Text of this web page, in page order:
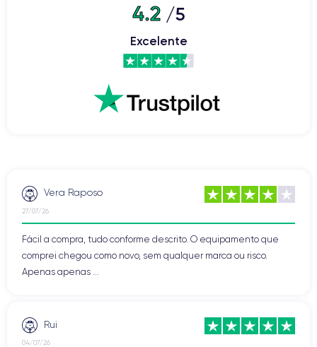
4.2/5
Excelente
Vera Raposo
27/07/26
Fácil a compra, tudo conforme descrito. O equipamento que
comprei chegou como novo, sem qualquer marca ou risco.
Apenas apenas ...
Rui
04/07/26